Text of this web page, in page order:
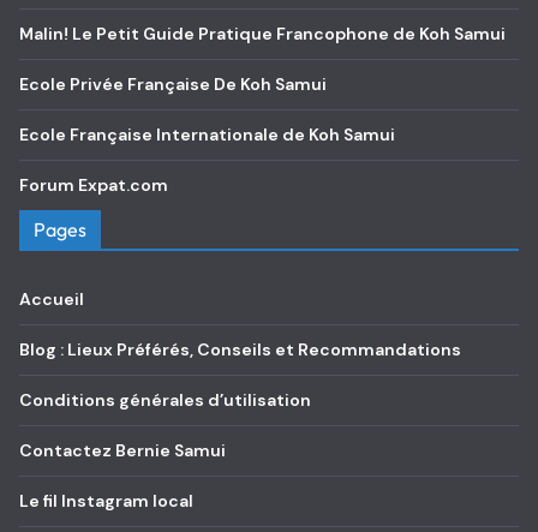
Malin! Le Petit Guide Pratique Francophone de Koh Samui
Ecole Privée Française De Koh Samui
Ecole Française Internationale de Koh Samui
Forum Expat.com
Pages
Accueil
Blog : Lieux Préférés, Conseils et Recommandations
Conditions générales d’utilisation
Contactez Bernie Samui
Le fil Instagram local